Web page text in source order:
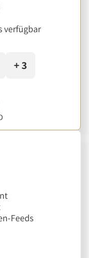
verfügbar
+ 3
Feeds